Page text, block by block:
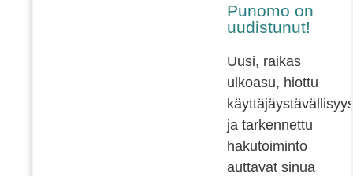
Punomo on
uudistunut!
Uusi, raikas
ulkoasu, hiottu
ja tarkennettu
hakutoiminto
auttavat sinua